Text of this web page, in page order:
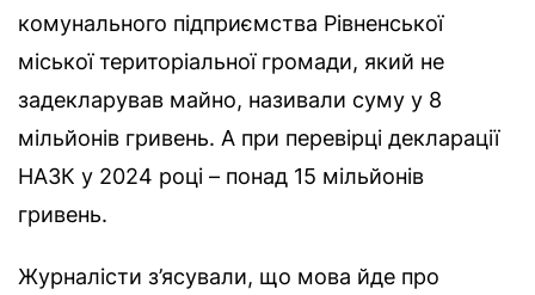
комунального підприємства Рівненської
міської територіальної громади, який не
задекларував майно, називали суму у 8
мільйонів гривень. А при перевірці декларації
НАЗК у 2024 році – понад 15 мільйонів
гривень.
Журналісти з’ясували, що мова йде про